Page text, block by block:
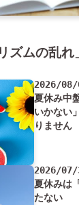
ズムの乱れ
2026/08/
夏休み中
いかない
りません
2026/07/
夏休みは
たない